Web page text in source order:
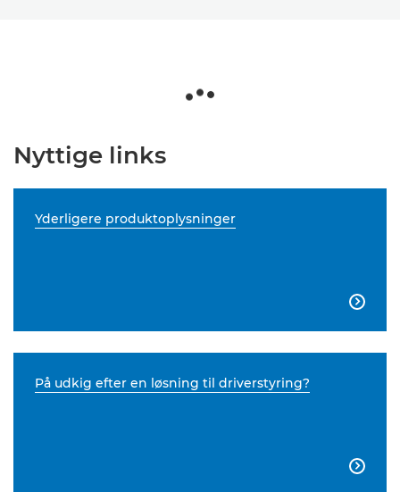
Nyttige links
Yderligere produktoplysninger

På udkig efter en løsning til driverstyring?
